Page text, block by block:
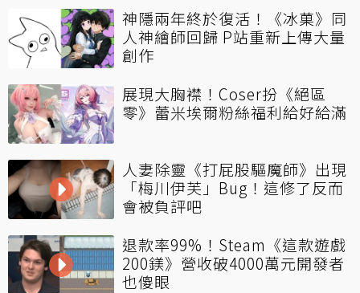
神隱兩年終於復活！《冰菓》同
人神繪師回歸 P站重新上傳大量
創作
展現大胸襟！Coser扮《絕區
零》蕾米埃爾粉絲福利給好給滿
人妻除靈《打屁股驅魔師》出現
「梅川伊芙」Bug！這修了反而
會被負評吧
退款率99%！Steam《這款遊戲
200鎂》營收破4000萬元開發者
也傻眼